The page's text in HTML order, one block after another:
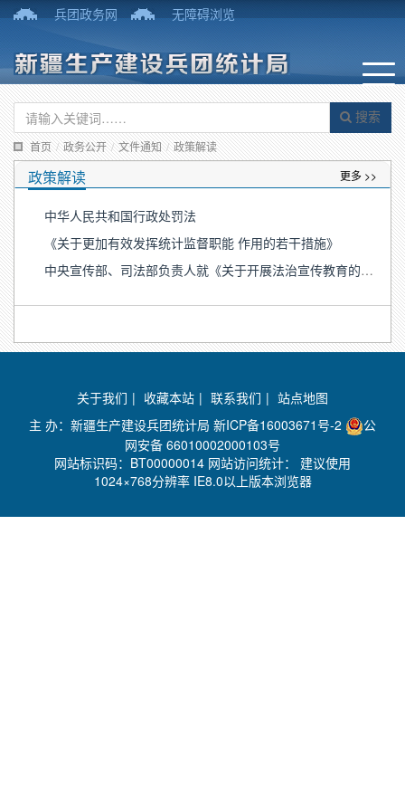
兵团政务网 无障碍浏览
搜索
首页 / 政务公开 / 文件通知 / 政策解读
政策解读 更多 >>
中华人民共和国行政处罚法
《关于更加有效发挥统计监督职能 作用的若干措施》
中央宣传部、司法部负责人就《关于开展法治宣传教育的第八个五年规划（2021－2025年）》答记者问
关于我们 | 收藏本站 | 联系我们 | 站点地图
主 办：新疆生产建设兵团统计局 新ICP备16003671号-2
公
网安备 66010002000103号
网站标识码：BT00000014 网站访问统计： 建议使用
1024×768分辨率 IE8.0以上版本浏览器